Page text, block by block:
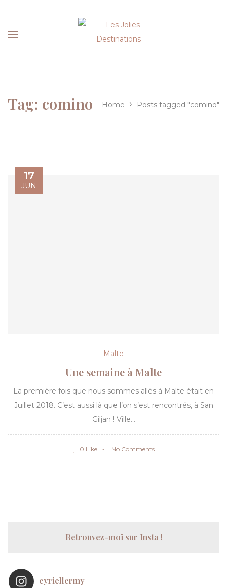
Tag: comino Home › Posts tagged "comino"
17
JUN
Malte
Une semaine à Malte
La première fois que nous sommes allés à Malte était en
Juillet 2018. C’est aussi là que l’on s’est rencontrés, à San
Giljan ! Ville...
0 Like No Comments
Retrouvez-moi sur Insta !
cyriellermy